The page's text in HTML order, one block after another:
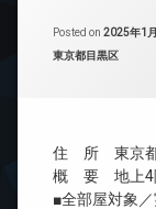
Posted on 2025年1
カテゴリー:
東京都目黒区
住 所 東京都
概 要 地上4
■全部屋対象